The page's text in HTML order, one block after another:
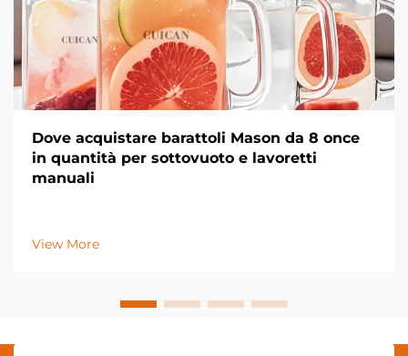
Dove acquistare barattoli Mason da 8 once
in quantità per sottovuoto e lavoretti
manuali
View More